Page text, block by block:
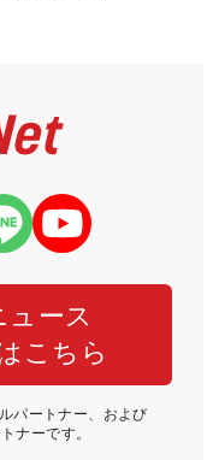
ース
こちら
パートナー、および
ナーです。